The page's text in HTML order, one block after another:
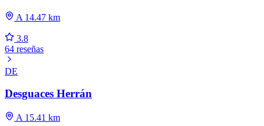
A 14.47 km
3.8
64 reseñas
DE
Desguaces Herrán
A 15.41 km